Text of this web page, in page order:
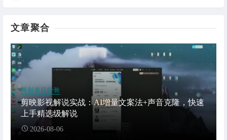
文章聚合
网创项目经验
剪映影视解说实战：AI增量文案法+声音克隆，快速
上手精选级解说
2026-08-06